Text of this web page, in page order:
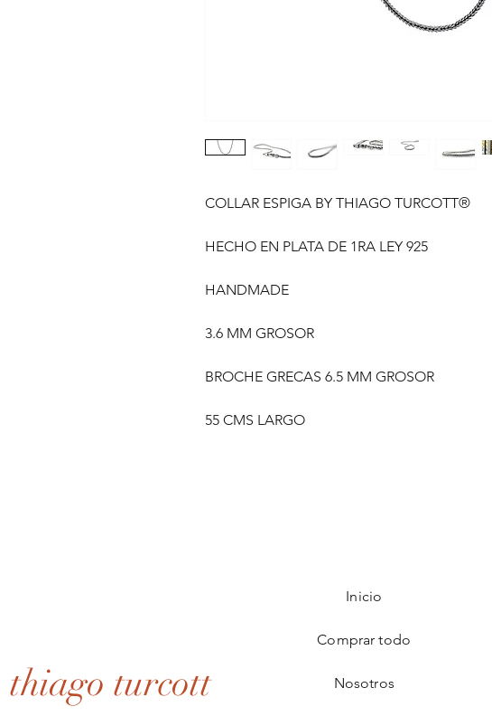
COLLAR ESPIGA BY THIAGO TURCOTT®
HECHO EN PLATA DE 1RA LEY 925
HANDMADE
3.6 MM GROSOR
BROCHE GRECAS 6.5 MM GROSOR
55 CMS LARGO
thiago turcott
Inicio
Comprar todo
Nosotros